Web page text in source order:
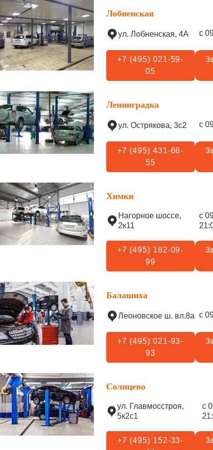
Лобненская
ул. Лобненская, 4А с
+7 (495) 021-59-
05
Ленинградка
ул. Острякова, 3с2 с
+7 (495) 431-66-
55
Химки
Нагорное шоссе,
2к11
с
+7 (495) 182-09-
99
Балашиха
Леоновское ш. вл.8а с
+7 (495) 021-93-
93
Солнцево
ул. Главмосстроя,
5к2с1
с
+7 (495) 152-33-